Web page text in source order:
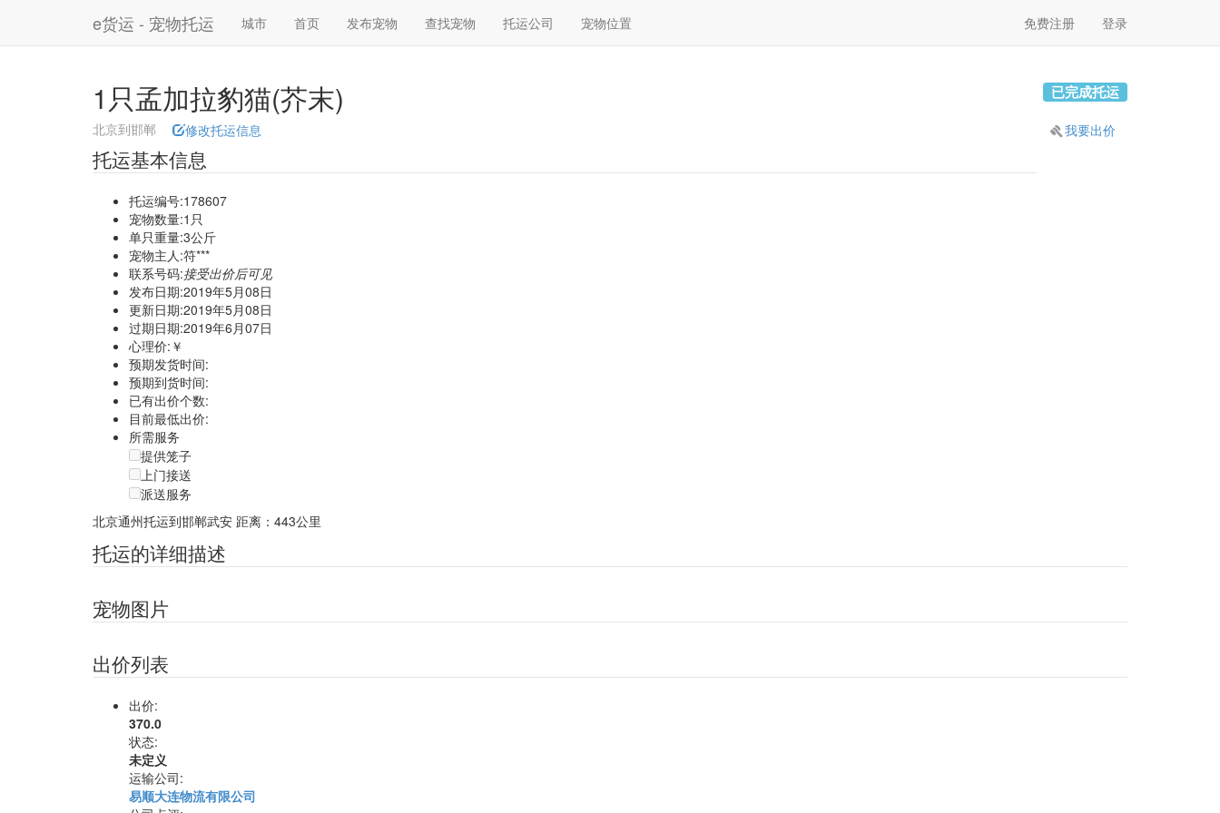
e货运 - 宠物托运 城市 首页 发布宠物 查找宠物 托运公司 宠物位置 免费注册 登录
1只孟加拉豹猫(芥末) 已完成托运
北京到邯郸 修改托运信息 我要出价
托运基本信息
托运编号:178607
宠物数量:1只
单只重量:3公斤
宠物主人:符***
联系号码:接受出价后可见
发布日期:2019年5月08日
更新日期:2019年5月08日
过期日期:2019年6月07日
心理价:￥
预期发货时间:
预期到货时间:
已有出价个数:
目前最低出价:
所需服务
提供笼子
上门接送
派送服务
北京通州托运到邯郸武安 距离：443公里
托运的详细描述
宠物图片
出价列表
出价:
370.0
状态:
未定义
运输公司:
易顺大连物流有限公司